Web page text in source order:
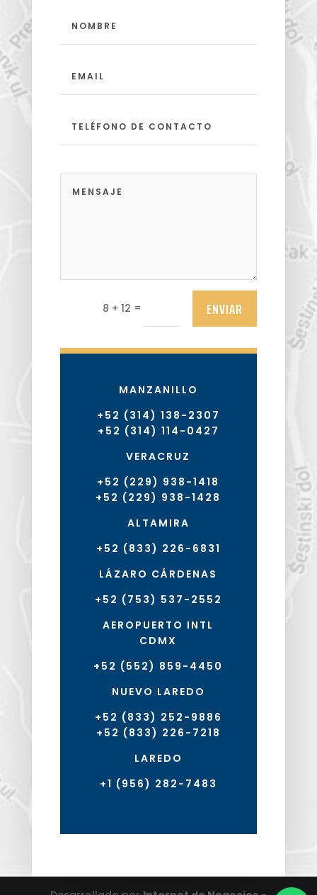
8 + 12 = ENVIAR
MANZANILLO
+52 (314) 138-2307
+52 (314) 114-0427
VERACRUZ
+52 (229) 938-1418
+52 (229) 938-1428
ALTAMIRA
+52 (833) 226-6831
LÁZARO CÁRDENAS
+52 (753) 537-2552
AEROPUERTO INTL
CDMX
+52 (552) 859-4450
NUEVO LAREDO
+52 (833) 252-9886
+52 (833) 226-7218
LAREDO
+1 (956) 282-7483